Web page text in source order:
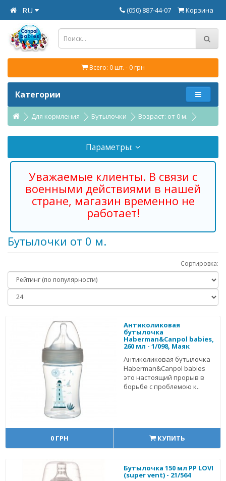
RU Корзина
(050) 887-44-07
Всего: 0 шт. - 0 грн
Категории
Для кормления Бутылочки Возраст: от 0 м.
Параметры:
Уважаемые клиенты. В связи с
военными действиями в нашей
стране, магазин временно не
работает!
Бутылочки от 0 м.
Сортировка:
Антиколиковая
бутылочка
Haberman&Canpol babies,
260 мл - 1/098, Маяк
Антиколиковая бутылочка
Haberman&Canpol babies
это настоящий прорыв в
борьбе с проблемою к..
0 ГРН КУПИТЬ
Бутылочка 150 мл PP LOVI
(super vent) - 21/564